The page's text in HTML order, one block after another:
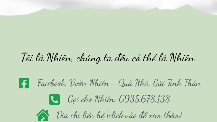
Tôi là Nhiên, chúng ta đều có thể là Nhiên.
Facebook: Vườn Nhiên - Quà Nhà, Gửi Tình Thân
Gọi cho Nhiên: 0935.678.138
Địa chỉ liên hệ (click vào để xem thêm)